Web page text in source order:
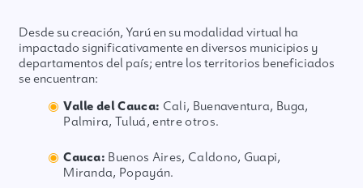
Desde su creación, Yarú en su modalidad virtual ha
impactado significativamente en diversos municipios y
departamentos del país; entre los territorios beneficiados
se encuentran:
Valle del Cauca: Cali, Buenaventura, Buga,
Palmira, Tuluá, entre otros.
Cauca: Buenos Aires, Caldono, Guapi,
Miranda, Popayán.